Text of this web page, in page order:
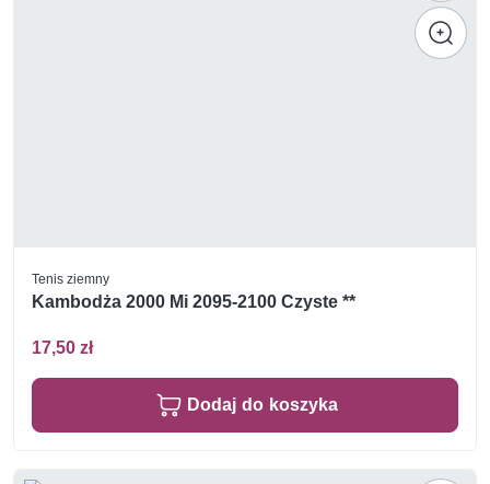
Tenis ziemny
Kambodża 2000 Mi 2095-2100 Czyste **
17,50 zł
Dodaj do koszyka